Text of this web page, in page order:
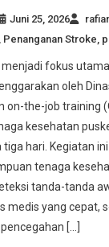
Juni 25, 2026
Penanganan Stroke
fokus
oleh
on-the-job training
kesehatan
hari. Kegiatan
tenaga
tanda-tanda
medis yang cepat,
[…]